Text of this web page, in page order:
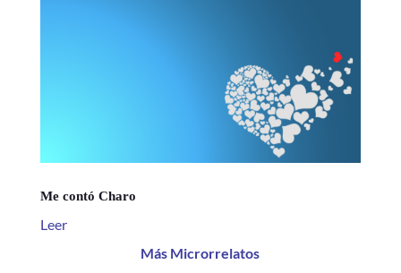
Me contó Charo
Leer
Más Microrrelatos